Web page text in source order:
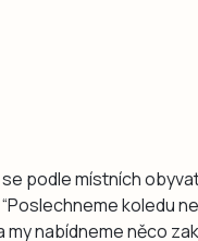
se podle místních
koledu
my nabídneme něco